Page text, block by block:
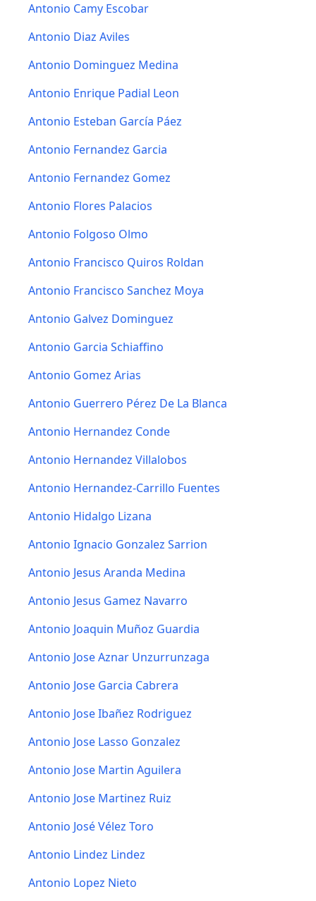
Antonio Camy Escobar
Antonio Diaz Aviles
Antonio Dominguez Medina
Antonio Enrique Padial Leon
Antonio Esteban García Páez
Antonio Fernandez Garcia
Antonio Fernandez Gomez
Antonio Flores Palacios
Antonio Folgoso Olmo
Antonio Francisco Quiros Roldan
Antonio Francisco Sanchez Moya
Antonio Galvez Dominguez
Antonio Garcia Schiaffino
Antonio Gomez Arias
Antonio Guerrero Pérez De La Blanca
Antonio Hernandez Conde
Antonio Hernandez Villalobos
Antonio Hernandez-Carrillo Fuentes
Antonio Hidalgo Lizana
Antonio Ignacio Gonzalez Sarrion
Antonio Jesus Aranda Medina
Antonio Jesus Gamez Navarro
Antonio Joaquin Muñoz Guardia
Antonio Jose Aznar Unzurrunzaga
Antonio Jose Garcia Cabrera
Antonio Jose Ibañez Rodriguez
Antonio Jose Lasso Gonzalez
Antonio Jose Martin Aguilera
Antonio Jose Martinez Ruiz
Antonio José Vélez Toro
Antonio Lindez Lindez
Antonio Lopez Nieto